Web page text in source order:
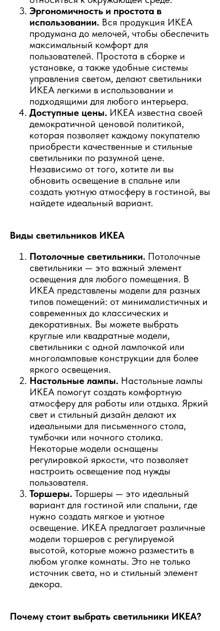
Эргономичность и простота в
использовании. Вся продукция ИКЕА
продумана до мелочей, чтобы обеспечить
максимальный комфорт для
пользователей. Простота в сборке и
установке, а также удобные системы
управления светом, делают светильники
ИКЕА легкими в использовании и
подходящими для любого интерьера.
Доступные цены. ИКЕА известна своей
демократичной ценовой политикой,
которая позволяет каждому покупателю
приобрести качественные и стильные
светильники по разумной цене.
Независимо от того, хотите ли вы
обновить освещение в спальне или
создать уютную атмосферу в гостиной, вы
найдете идеальный вариант.
Виды светильников ИКЕА
Потолочные светильники. Потолочные
светильники — это важный элемент
освещения для любого помещения. В
ИКЕА представлены модели для разных
типов помещений: от минималистичных и
современных до классических и
декоративных. Вы можете выбрать
круглые или квадратные модели,
светильники с одной лампочкой или
многоламповые конструкции для более
яркого освещения.
Настольные лампы. Настольные лампы
ИКЕА помогут создать комфортную
атмосферу для работы или отдыха. Яркий
свет и стильный дизайн делают их
идеальными для письменного стола,
тумбочки или ночного столика.
Некоторые модели оснащены
регулировкой яркости, что позволяет
настроить освещение под нужды
пользователя.
Торшеры. Торшеры — это идеальный
вариант для гостиной или спальни, где
нужно создать мягкое и уютное
освещение. ИКЕА предлагает различные
модели торшеров с регулируемой
высотой, которые можно разместить в
любом уголке комнаты. Это не только
источник света, но и стильный элемент
декора.
Почему стоит выбрать светильники ИКЕА?